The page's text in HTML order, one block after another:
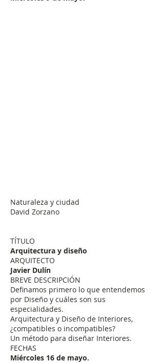
Naturaleza y ciudad
David Zorzano
TÍTULO
Arquitectura y diseño
ARQUITECTO
Javier Dulín
BREVE DESCRIPCIÓN
Definamos primero lo que entendemos
por Diseño y cuáles son sus
especialidades.
Arquitectura y Diseño de Interiores,
¿compatibles o incompatibles?
Un método para diseñar Interiores.
FECHAS
Miércoles 16 de mayo.